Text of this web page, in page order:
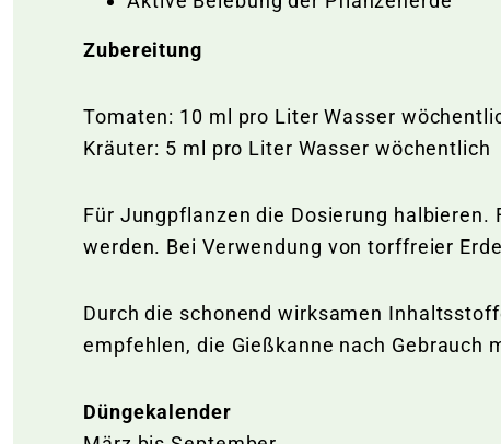
Zubereitung
Tomaten: 10 ml pro Liter Wasser
Kräuter: 5 ml pro Liter Wasser wöchentlich
Für Jungpflanzen die Dosierung
werden. Bei Verwendung von torffreier
Durch die schonend wirksamen
empfehlen, die Gießkanne nach Gebrauch
Düngekalender